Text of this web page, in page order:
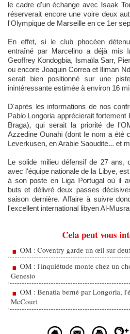
le cadre d'un échange avec Isaak
réserverait encore une voire deux
l'Olympique de Marseille en ce 1er
En effet, si le club phocéen
entraîné par Marcelino a déjà mis
Geoffrey Kondogbia, Ismaïla Sarr,
ou encore Joaquin Correa et Iliman
serait bien positionné sur une
inintéressante estimée à environ 16
D'après les informations de nos
Pablo Longoria apprécierait fortement
Braga), qui serait la priorité de
Azzedine Ounahi (dont le nom a été
Leverkusen, en Arabie Saoudite... et
Le solide milieu défensif de 27 ans,
avec l'équipe nationale de la Libye,
à son poste en Liga Portugal où il
buts et délivré deux passes
saison dernière. Affaire à suivre
l'excellent international libyen Al-
Cela peut vous
OM : Coventry garde un œil sur
OM : l'inquiétude monte chez un
Genesio
OM : Benatia berné par Longoria,
McCourt